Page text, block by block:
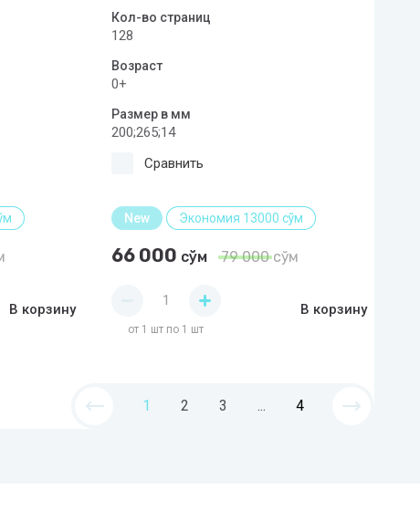
В корзину
Кол-во страниц
128
Возраст
0+
Размер в мм
200;265;14
Сравнить
New Экономия 13000 сўм
66 000 сўм 79 000сўм
от 1 шт по 1 шт
В корзину
1 2 3 ... 4